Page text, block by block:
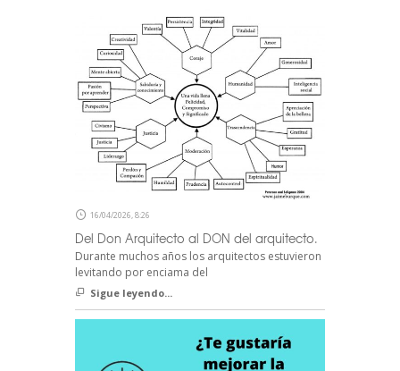
16/04/2026, 8:26
Del Don Arquitecto al DON del arquitecto.
Durante muchos años los arquitectos estuvieron
levitando por enciama del
Sigue leyendo...